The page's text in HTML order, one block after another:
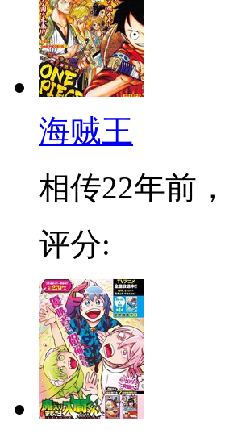
海贼王
相传22年前
评分: